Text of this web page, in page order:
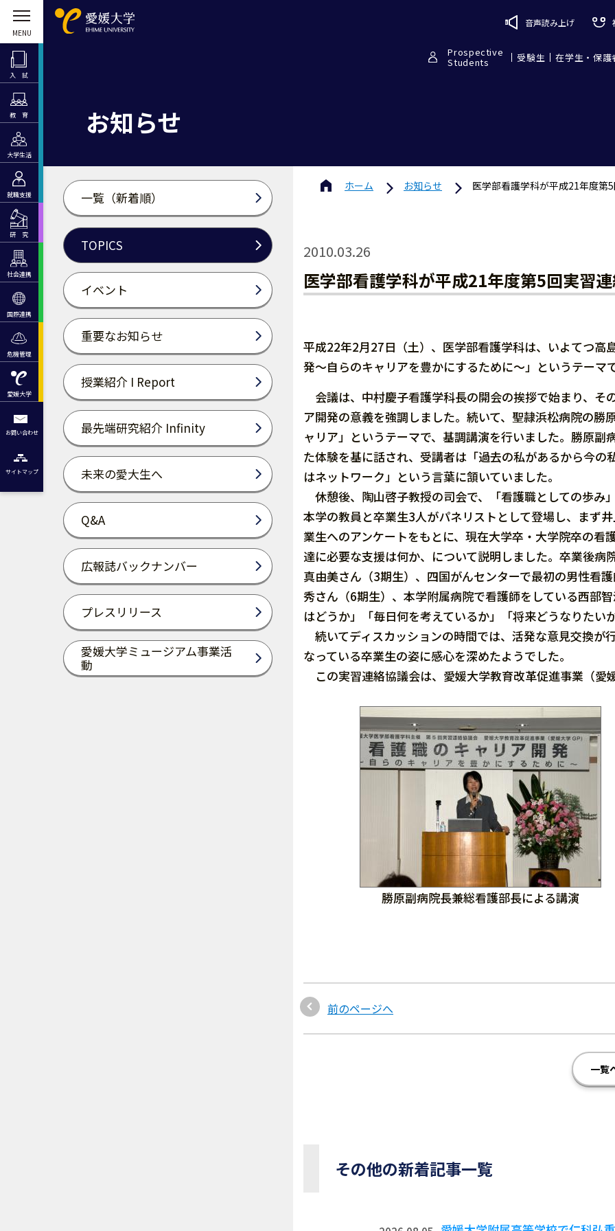
入 試
教 育
大学生活
就職支援
研 究
社会連携
国際連携
危機管理
愛媛大学
お問い合わせ
サイトマップ
音声読み上げ
Prospective
Students 受験生 在学生・保護
お知らせ
一覧（新着順）
TOPICS
イベント
重要なお知らせ
授業紹介 I Report
最先端研究紹介 Infinity
未来の愛大生へ
Q&A
広報誌バックナンバー
プレスリリース
愛媛大学ミュージアム事業活
動
ホーム お知らせ 医学部看護学科が平成21年度第
2010.03.26
医学部看護学科が平成21年度第5回実習
平成22年2月27日（土）、医学部看護学科は、いよてつ
発〜自らのキャリアを豊かにするために〜」というテー
会議は、中村慶子看護学科長の開会の挨拶で始まり、そ
ア開発の意義を強調しました。続いて、聖隷浜松病院の
ャリア」というテーマで、基調講演を行いました。勝原
た体験を基に話され、受講者は「過去の私があるから今
はネットワーク」という言葉に頷いていました。
休憩後、陶山啓子教授の司会で、「看護職としての歩み
本学の教員と卒業生3人がパネリストとして登場し、まず
業生へのアンケートをもとに、現在大学卒・大学院卒の
達に必要な支援は何か、について説明しました。卒業後
真由美さん（3期生）、四国がんセンターで最初の男性看
秀さん（6期生）、本学附属病院で看護師をしている西部
はどうか」「毎日何を考えているか」「将来どうなりた
続いてディスカッションの時間では、活発な意見交換が
なっている卒業生の姿に感心を深めたようでした。
この実習連絡協議会は、愛媛大学教育改革促進事業（愛
勝原副病院長兼総看護部長による講演
前のページへ
一覧
その他の新着記事一覧